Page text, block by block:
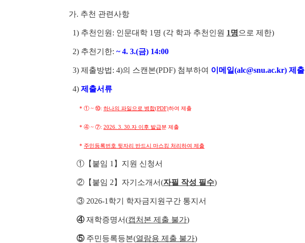
가. 추천 관련사항
1) 추천인원: 인문대학 1명 (각 학과 추천인원 1명으로 제한)
2) 추천기한: ~ 4. 3.(금) 14:00
3) 제출방법: 4)의 스캔본(PDF) 첨부하여 이메일(alc@snu.ac.kr) 제출
4) 제출서류
* ① ~ ⑩: 하나의 파일으로 병합(PDF)하여 제출
* ④ ~ ⑦: 2026. 3. 30.자 이후 발급분 제출
* 주민등록번호 뒷자리 반드시 마스킹 처리하여 제출
①【붙임 1】지원 신청서
②【붙임 2】자기소개서(자필 작성 필수)
③ 2026-1학기 학자금지원구간 통지서
④재학증명서(캡처본 제출 불가)
⑤주민등록등본(열람용 제출 불가)